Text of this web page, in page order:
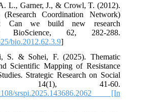
A. L., Garner, J., & Crowl, T. (2012).
(Research Coordination Network)
Can we build new research
BioScience, 62, 282-288.
bio.2012.62.3.9
S. & Sohei, F. (2025). Thematic
Scientific Mapping of Resistance
Strategic Research on Social
14(1), 41-60.
srspi.2025.143686.2062 [In